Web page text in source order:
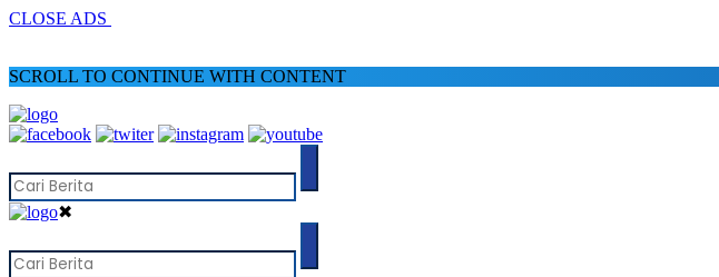
CLOSE ADS
SCROLL TO CONTINUE WITH CONTENT
✖